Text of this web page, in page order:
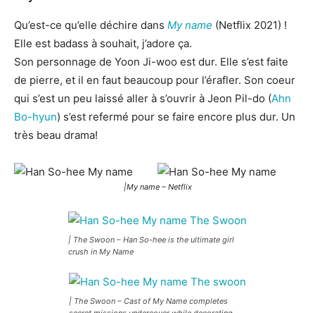
Qu’est-ce qu’elle déchire dans My name (Netflix 2021) !
Elle est badass à souhait, j’adore ça.
Son personnage de Yoon Ji-woo est dur. Elle s’est faite
de pierre, et il en faut beaucoup pour l’érafler. Son coeur
qui s’est un peu laissé aller à s’ouvrir à Jeon Pil-do (Ahn
Bo-hyun) s’est refermé pour se faire encore plus dur. Un
très beau drama!
|My name – Netflix
| The Swoon – Han So-hee is the ultimate girl
crush in My Name
| The Swoon – Cast of My Name completes